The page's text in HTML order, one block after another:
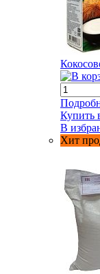
Купить
В
Хит